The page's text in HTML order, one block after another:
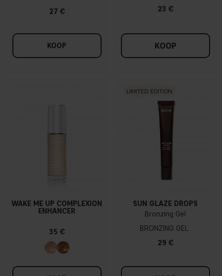
27 €
KOOP
23 €
KOOP
WAKE ME UP COMPLEXION
ENHANCER
35 €
LIMITED EDITION
SUN GLAZE DROPS
Bronzing Gel
BRONZING GEL
29 €